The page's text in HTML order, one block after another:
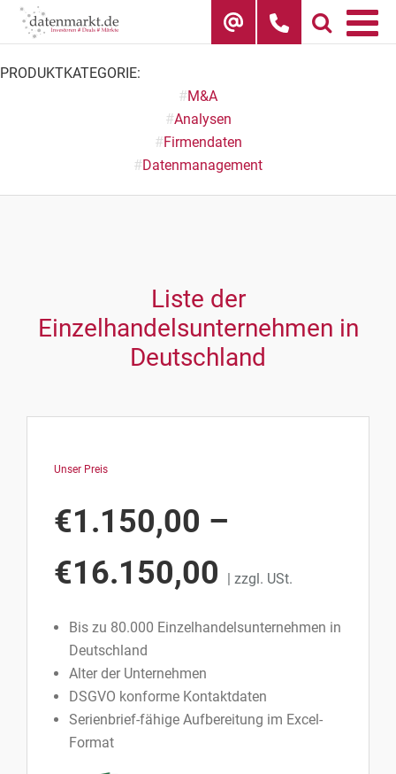
Skip
PRODUKTKATEGORIE:
#M&A
#Analysen
#Firmendaten
#Datenmanagement
Liste der
Einzelhandelsunternehmen in
Deutschland
Unser Preis
€1.150,00 –
€16.150,00 | zzgl. USt.
Bis zu 80.000 Einzelhandelsunternehmen in
Deutschland
Alter der Unternehmen
DSGVO konforme Kontaktdaten
Serienbrief-fähige Aufbereitung im Excel-
Format